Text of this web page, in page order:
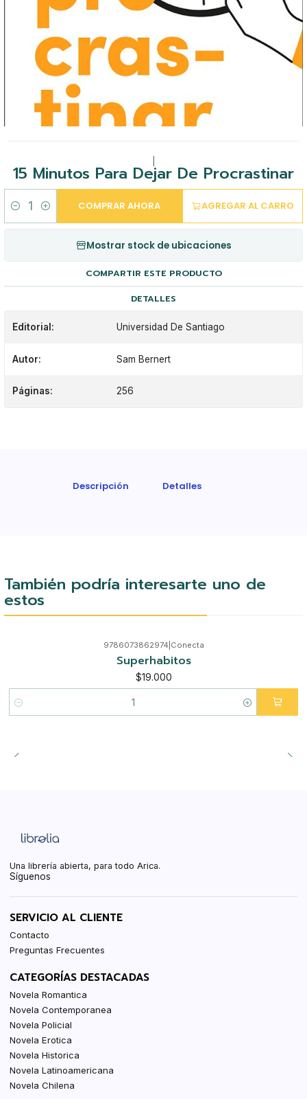
15 Minutos Para Dejar De Procrastinar
Cantidad
AGREGAR AL CARRO
COMPRAR AHORA
Mostrar stock de ubicaciones
COMPARTIR ESTE PRODUCTO
DETALLES
Editorial: Universidad De Santiago
Autor: Sam Bernert
Páginas: 256
Descripción Detalles
También podría interesarte uno de
estos
9786073862974 Conecta
Superhabitos
$19.000
Cantidad
Una librería abierta, para todo Arica.
Síguenos
SERVICIO AL CLIENTE
Contacto
Preguntas Frecuentes
CATEGORÍAS DESTACADAS
Novela Romantica
Novela Contemporanea
Novela Policial
Novela Erotica
Novela Historica
Novela Latinoamericana
Novela Chilena